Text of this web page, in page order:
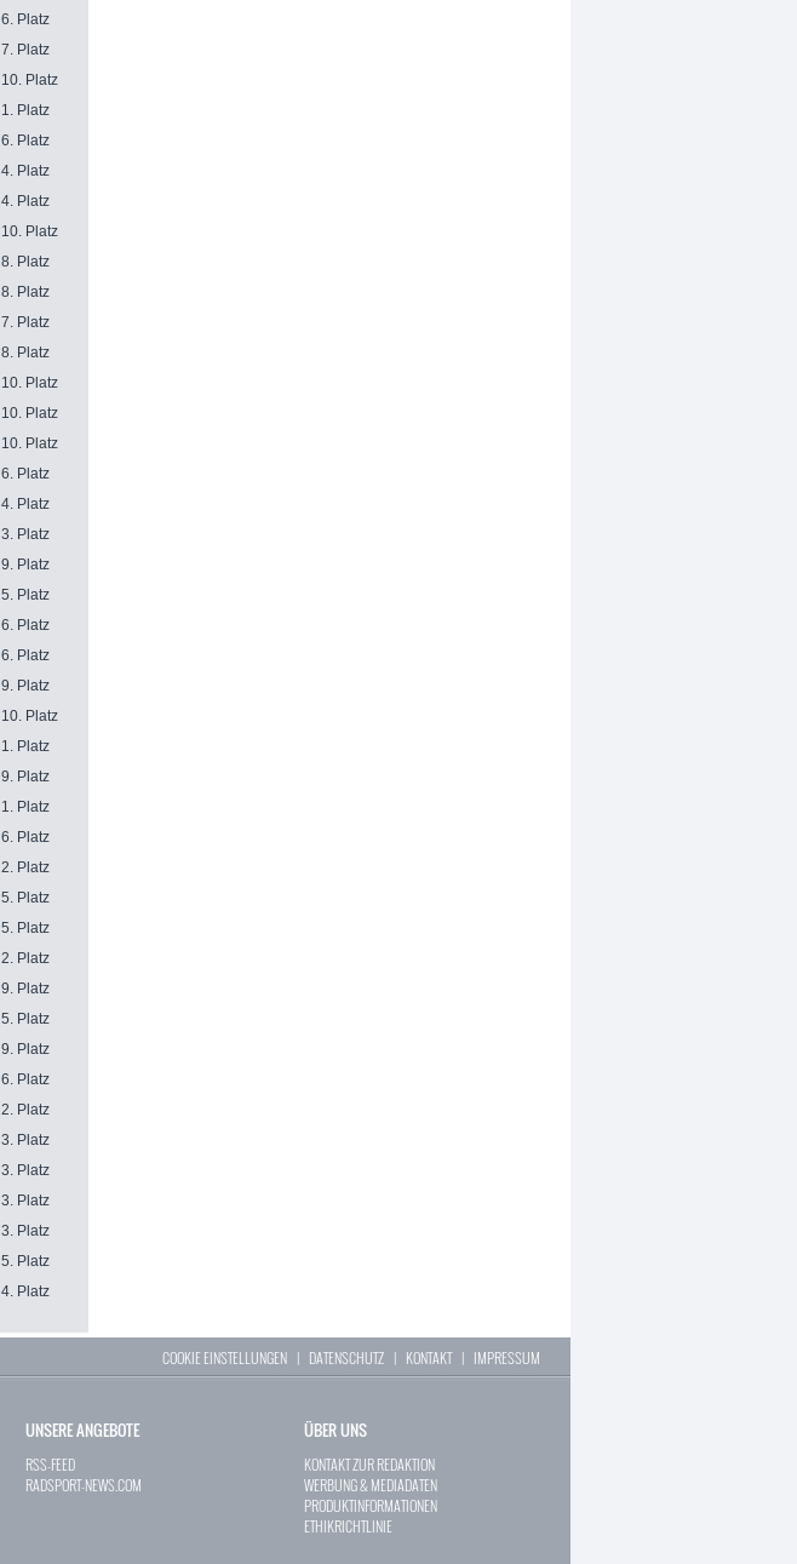
6. Platz
7. Platz
10. Platz
1. Platz
6. Platz
4. Platz
4. Platz
10. Platz
8. Platz
8. Platz
7. Platz
8. Platz
10. Platz
10. Platz
10. Platz
6. Platz
4. Platz
3. Platz
9. Platz
5. Platz
6. Platz
6. Platz
9. Platz
10. Platz
1. Platz
9. Platz
1. Platz
6. Platz
2. Platz
5. Platz
5. Platz
2. Platz
9. Platz
5. Platz
9. Platz
6. Platz
2. Platz
3. Platz
3. Platz
3. Platz
3. Platz
5. Platz
4. Platz
COOKIE EINSTELLUNGEN | DATENSCHUTZ | KONTAKT| IMPRESSUM
UNSERE ANGEBOTE
RSS-FEED
RADSPORT-NEWS.COM
ÜBER UNS
KONTAKT ZUR REDAKTION
WERBUNG & MEDIADATEN
PRODUKTINFORMATIONEN
ETHIKRICHTLINIE